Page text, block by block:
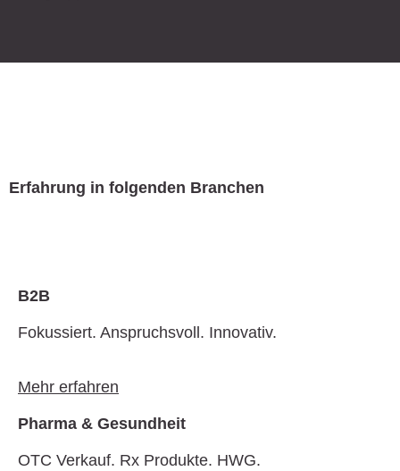
Erfahrung in folgenden Branchen
B2B
Fokussiert. Anspruchsvoll. Innovativ.
Mehr erfahren
Pharma & Gesundheit
OTC Verkauf. Rx Produkte. HWG.